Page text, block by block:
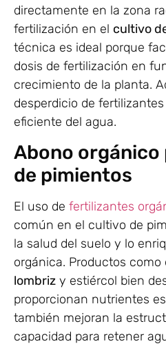
directamente en la zona
fertilización en el cultivo
técnica es ideal porque
dosis de fertilización en
crecimiento de la planta.
desperdicio de
eficiente del agua.
Abono orgánico
de pimientos
El uso de fertilizantes
común en el cultivo de
la salud del suelo y lo
orgánica. Productos como
lombriz y estiércol bien
proporcionan nutrientes
también mejoran la
capacidad para retener